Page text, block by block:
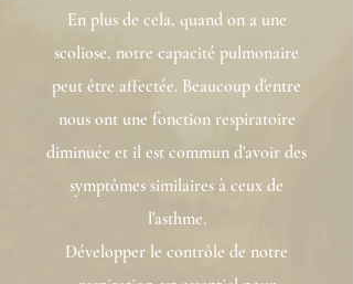
En plus de cela, quand on a une
scoliose, notre capacité pulmonaire
peut être affectée. Beaucoup d'entre
nous ont une fonction respiratoire
diminuée et il est commun d'avoir des
symptômes similaires à ceux de
l'asthme.
Développer le contrôle de notre